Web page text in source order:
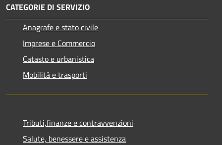
CATEGORIE DI SERVIZIO
Anagrafe e stato civile
Imprese e Commercio
Catasto e urbanistica
Mobilità e trasporti
Tributi,finanze e contravvenzioni
Salute, benessere e assistenza